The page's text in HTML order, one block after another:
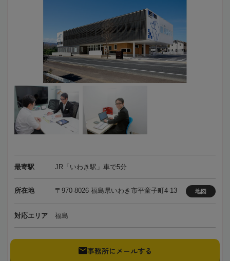
最寄駅 JR「いわき駅」車で5分
所在地 〒970-8026 福島県いわき市平童子町4-13 地図
対応エリア 福島
事務所にメールする